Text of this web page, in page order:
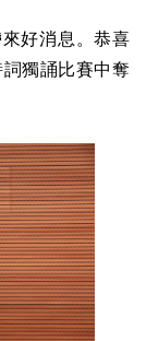
好消息。恭喜
獨誦比賽中奪